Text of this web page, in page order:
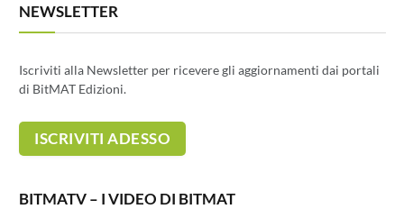
NEWSLETTER
Iscriviti alla Newsletter per ricevere gli aggiornamenti dai portali
di BitMAT Edizioni.
BITMATV – I VIDEO DI BITMAT